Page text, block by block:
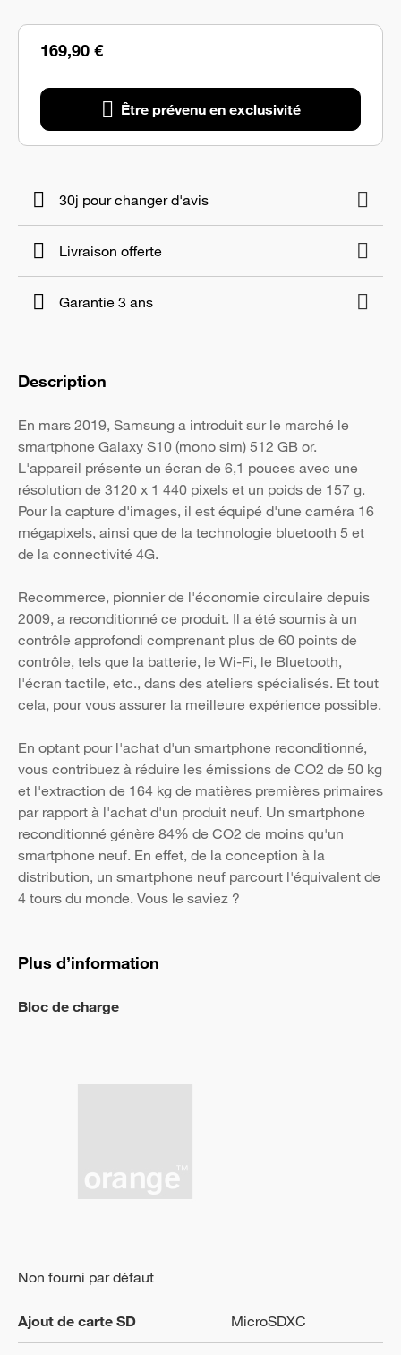
169,90 €
Être prévenu en exclusivité
30j pour changer d'avis
Livraison offerte
Garantie 3 ans
Description
En mars 2019, Samsung a introduit sur le marché le
smartphone Galaxy S10 (mono sim) 512 GB or.
L'appareil présente un écran de 6,1 pouces avec une
résolution de 3120 x 1 440 pixels et un poids de 157 g.
Pour la capture d'images, il est équipé d'une caméra 16
mégapixels, ainsi que de la technologie bluetooth 5 et
de la connectivité 4G.
Recommerce, pionnier de l'économie circulaire depuis
2009, a reconditionné ce produit. Il a été soumis à un
contrôle approfondi comprenant plus de 60 points de
contrôle, tels que la batterie, le Wi-Fi, le Bluetooth,
l'écran tactile, etc., dans des ateliers spécialisés. Et tout
cela, pour vous assurer la meilleure expérience possible.
En optant pour l'achat d'un smartphone reconditionné,
vous contribuez à réduire les émissions de CO2 de 50 kg
et l'extraction de 164 kg de matières premières primaires
par rapport à l'achat d'un produit neuf. Un smartphone
reconditionné génère 84% de CO2 de moins qu'un
smartphone neuf. En effet, de la conception à la
distribution, un smartphone neuf parcourt l'équivalent de
4 tours du monde. Vous le saviez ?
Plus d’information
Bloc de charge
Non fourni par défaut
Ajout de carte SD MicroSDXC